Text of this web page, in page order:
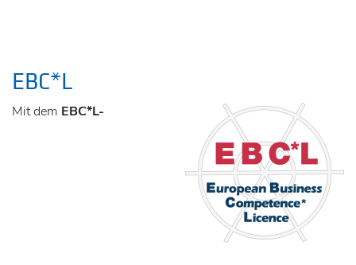
EBC*L
Mit dem EBC*L-